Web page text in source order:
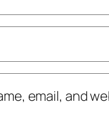
email, and